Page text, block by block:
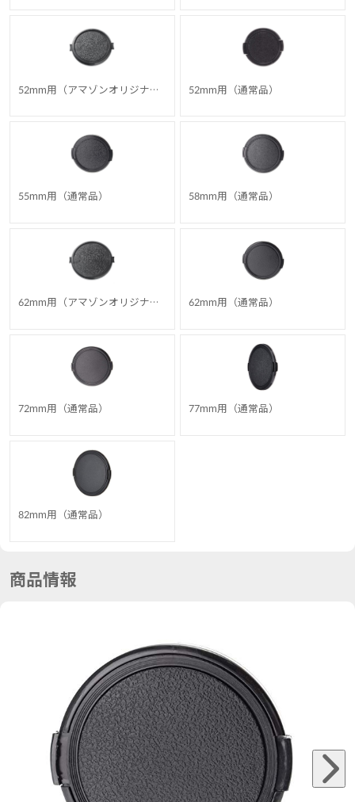
52mm用（アマゾンオリジナ
52mm用（通常品）
55mm用（通常品） 58mm用（通常品）
62mm用（アマゾンオリジナ
62mm用（通常品）
72mm用（通常品） 77mm用（通常品）
82mm用（通常品）
商品情報